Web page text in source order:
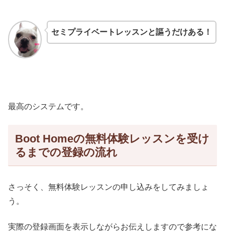
セミプライベートレッスンと謳うだけある！
最高のシステムです。
Boot Homeの無料体験レッスンを受け
るまでの登録の流れ
さっそく、無料体験レッスンの申し込みをしてみましょ
う。
実際の登録画面を表示しながらお伝えしますので参考にな